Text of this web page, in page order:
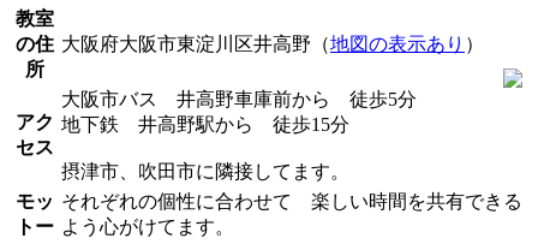
教室
の住
所
大阪府大阪市東淀川区井高野（地図の表示あり ）
アク
セス
大阪市バス 井高野車庫前から 徒歩5分
地下鉄 井高野駅から 徒歩15分
摂津市、吹田市に隣接してます。
モッ
トー
それぞれの個性に合わせて 楽しい時間を共有できる
よう心がけてます。